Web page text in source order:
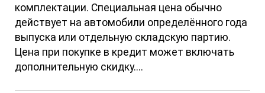
комплектации. Специальная цена обычно
действует на автомобили определённого года
выпуска или отдельную складскую партию.
Цена при покупке в кредит может включать
дополнительную скидку....